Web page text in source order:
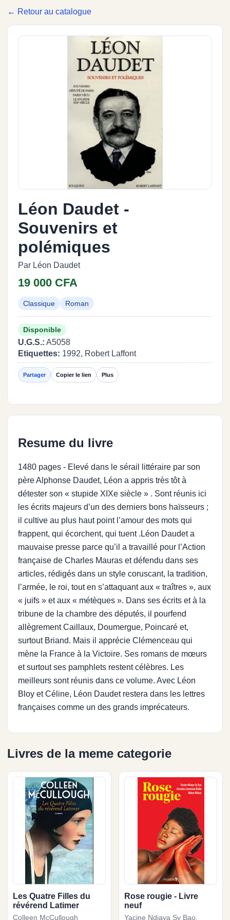
← Retour au catalogue
Léon Daudet -
Souvenirs et
polémiques
Par Léon Daudet
19 000 CFA
Classique Roman
Disponible
U.G.S.: A5058
Etiquettes: 1992, Robert Laffont
Partager Copier le lien Plus
Resume du livre
1480 pages - Elevé dans le sérail littéraire par son
père Alphonse Daudet, Léon a appris très tôt à
détester son « stupide XIXe siècle » . Sont réunis ici
les écrits majeurs d’un des derniers bons haïsseurs ;
il cultive au plus haut point l’amour des mots qui
frappent, qui écorchent, qui tuent .Léon Daudet a
mauvaise presse parce qu’il a travaillé pour l’Action
française de Charles Mauras et défendu dans ses
articles, rédigés dans un style coruscant, la tradition,
l’armée, le roi, tout en s’attaquant aux « traîtres », aux
« juifs » et aux « métèques ». Dans ses écrits et à la
tribune de la chambre des députés, il pourfend
allègrement Caillaux, Doumergue, Poincaré et,
surtout Briand. Mais il apprécie Clémenceau qui
mène la France à la Victoire. Ses romans de mœurs
et surtout ses pamphlets restent célèbres. Les
meilleurs sont réunis dans ce volume. Avec Léon
Bloy et Céline, Léon Daudet restera dans les lettres
françaises comme un des grands imprécateurs.
Livres de la meme categorie
Les Quatre Filles du
révérend Latimer
Colleen McCullough
Rose rougie - Livre
neuf
Yacine Ndiaya Sy Bao,